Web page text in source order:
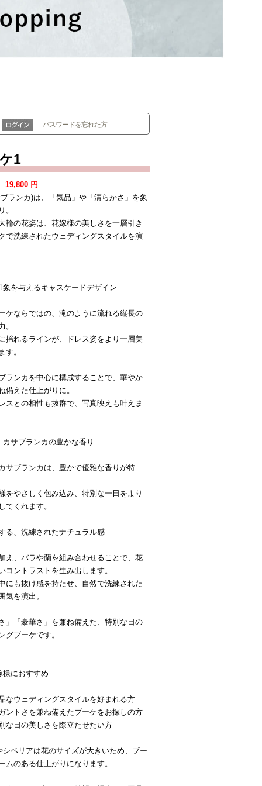
パスワードを忘れた方
1
19,800 円
ランカ)は、「気品」や「清らかさ」を象
。
輪の花姿は、花嫁様の美しさを一層引き
で洗練されたウェディングスタイルを演
を与えるキャスケードデザイン
ケならではの、滝のように流れる縦長の
。
揺れるラインが、ドレス姿をより一層美
す。
ランカを中心に構成することで、華やか
備えた仕上がりに。
スとの相性も抜群で、写真映えも叶えま
サブランカの豊かな香り
サブランカは、豊かで優雅な香りが特
をやさしく包み込み、特別な一日をより
てくれます。
る、洗練されたナチュラル感
え、バラや蘭を組み合わせることで、花
コントラストを生み出します。
にも抜け感を持たせ、自然で洗練された
気を演出。
」「豪華さ」を兼ね備えた、特別な日の
グブーケです。
様におすすめ
なウェディングスタイルを好まれる方
ントさを兼ね備えたブーケをお探しの方
な日の美しさを際立たせたい方
ベリアは花のサイズが大きいため、ブー
ムのある仕上がりになります。